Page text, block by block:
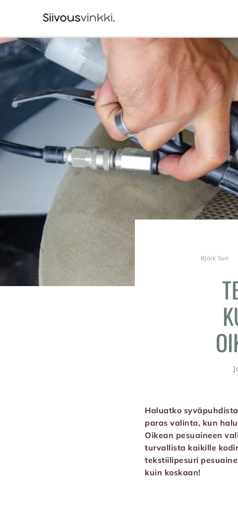
Björk Sari
Haluatko
paras valinta, kun
Oikean pesuaineen
turvallista kaikille
tekstiilipesuri
kuin koskaan!